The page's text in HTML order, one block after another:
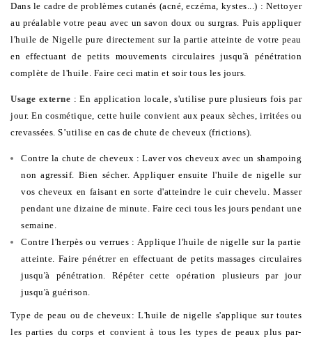
Dans le cadre de problèmes cutanés (acné, eczéma, kystes...) : Nettoyer
au préalable votre peau avec un savon doux ou surgras. Puis appliquer
l'huile de Nigelle pure directement sur la partie atteinte de votre peau
en effectuant de petits mouvements circulaires jusqu'à pénétration
complète de l'huile. Faire ceci matin et soir tous les jours.
Usage externe : En application locale, s'utilise pure plusieurs fois par
jour. En cosmétique, cette huile convient aux peaux sèches, irritées ou
crevassées. S’utilise en cas de chute de cheveux (frictions).
Contre la chute de cheveux : Laver vos cheveux avec un shampoing
non agressif. Bien sécher. Appliquer ensuite l'huile de nigelle sur
vos cheveux en faisant en sorte d'atteindre le cuir chevelu. Masser
pendant une dizaine de minute. Faire ceci tous les jours pendant une
semaine.
Contre l'herpès ou verrues : Applique l'huile de nigelle sur la partie
atteinte. Faire pénétrer en effectuant de petits massages circulaires
jusqu'à pénétration. Répéter cette opération plusieurs par jour
jusqu'à guérison.
Type de peau ou de cheveux: L'huile de nigelle s'applique sur toutes
les parties du corps et convient à tous les types de peaux plus par-